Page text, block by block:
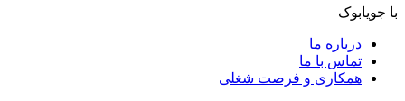
با جویابوک
درباره ما
تماس با ما
همکاری و فرصت شغلی